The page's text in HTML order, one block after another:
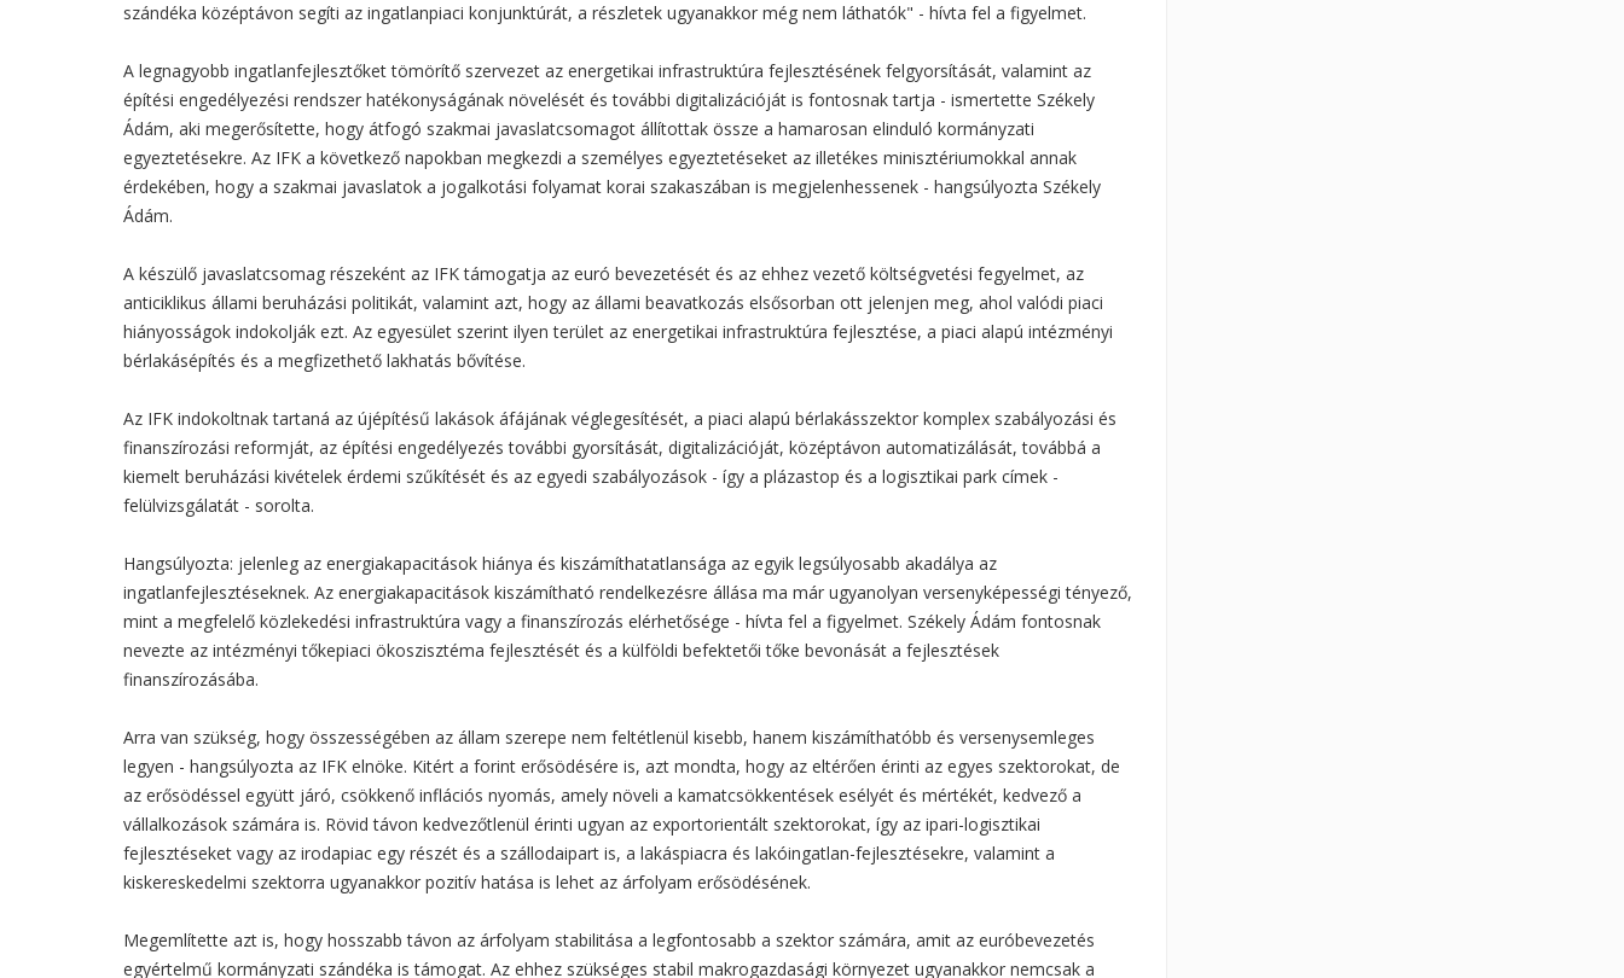
szándéka középtávon segíti az ingatlanpiaci konjunktúrát, a részletek ugyanakkor még nem láthatók" - hívta fel a figyelmet.
A legnagyobb ingatlanfejlesztőket tömörítő szervezet az energetikai infrastruktúra fejlesztésének felgyorsítását, valamint az
építési engedélyezési rendszer hatékonyságának növelését és további digitalizációját is fontosnak tartja - ismertette Székely
Ádám, aki megerősítette, hogy átfogó szakmai javaslatcsomagot állítottak össze a hamarosan elinduló kormányzati
egyeztetésekre. Az IFK a következő napokban megkezdi a személyes egyeztetéseket az illetékes minisztériumokkal annak
érdekében, hogy a szakmai javaslatok a jogalkotási folyamat korai szakaszában is megjelenhessenek - hangsúlyozta Székely
Ádám.
A készülő javaslatcsomag részeként az IFK támogatja az euró bevezetését és az ehhez vezető költségvetési fegyelmet, az
anticiklikus állami beruházási politikát, valamint azt, hogy az állami beavatkozás elsősorban ott jelenjen meg, ahol valódi piaci
hiányosságok indokolják ezt. Az egyesület szerint ilyen terület az energetikai infrastruktúra fejlesztése, a piaci alapú intézményi
bérlakásépítés és a megfizethető lakhatás bővítése.
Az IFK indokoltnak tartaná az újépítésű lakások áfájának véglegesítését, a piaci alapú bérlakásszektor komplex szabályozási és
finanszírozási reformját, az építési engedélyezés további gyorsítását, digitalizációját, középtávon automatizálását, továbbá a
kiemelt beruházási kivételek érdemi szűkítését és az egyedi szabályozások - így a plázastop és a logisztikai park címek -
felülvizsgálatát - sorolta.
Hangsúlyozta: jelenleg az energiakapacitások hiánya és kiszámíthatatlansága az egyik legsúlyosabb akadálya az
ingatlanfejlesztéseknek. Az energiakapacitások kiszámítható rendelkezésre állása ma már ugyanolyan versenyképességi tényező,
mint a megfelelő közlekedési infrastruktúra vagy a finanszírozás elérhetősége - hívta fel a figyelmet. Székely Ádám fontosnak
nevezte az intézményi tőkepiaci ökoszisztéma fejlesztését és a külföldi befektetői tőke bevonását a fejlesztések
finanszírozásába.
Arra van szükség, hogy összességében az állam szerepe nem feltétlenül kisebb, hanem kiszámíthatóbb és versenysemleges
legyen - hangsúlyozta az IFK elnöke. Kitért a forint erősödésére is, azt mondta, hogy az eltérően érinti az egyes szektorokat, de
az erősödéssel együtt járó, csökkenő inflációs nyomás, amely növeli a kamatcsökkentések esélyét és mértékét, kedvező a
vállalkozások számára is. Rövid távon kedvezőtlenül érinti ugyan az exportorientált szektorokat, így az ipari-logisztikai
fejlesztéseket vagy az irodapiac egy részét és a szállodaipart is, a lakáspiacra és lakóingatlan-fejlesztésekre, valamint a
kiskereskedelmi szektorra ugyanakkor pozitív hatása is lehet az árfolyam erősödésének.
Megemlítette azt is, hogy hosszabb távon az árfolyam stabilitása a legfontosabb a szektor számára, amit az euróbevezetés
egyértelmű kormányzati szándéka is támogat. Az ehhez szükséges stabil makrogazdasági környezet ugyanakkor nemcsak a